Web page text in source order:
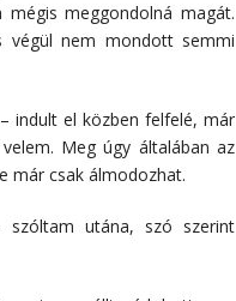
meggondolná magát.
végül nem mondott semmi
indult el közben felfelé, már
Meg úgy általában az
már csak álmodozhat.
szóltam utána, szó szerint